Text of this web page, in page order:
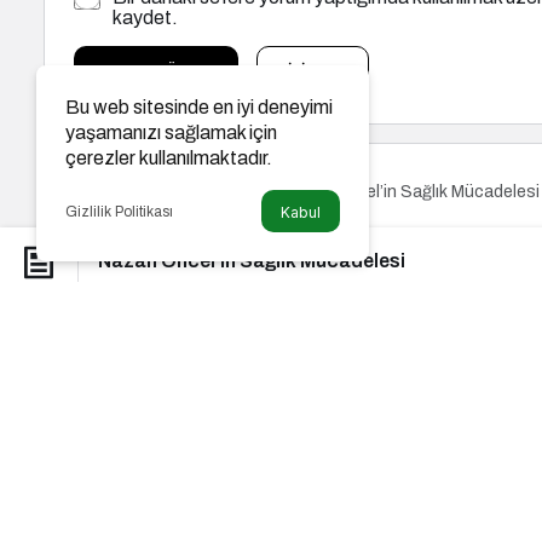
kaydet.
YORUM GÖNDER GIRIŞ YAP
Nazan Öncel’in Sağlık Mücadelesi
Nazan Öncel’in Sağlık
Nazan Öncel’in Sağlık Mücadelesi
Bu web sitesinde en iyi deneyimi
yaşamanızı sağlamak için
çerezler kullanılmaktadır.
Gizlilik Politikası Kabul